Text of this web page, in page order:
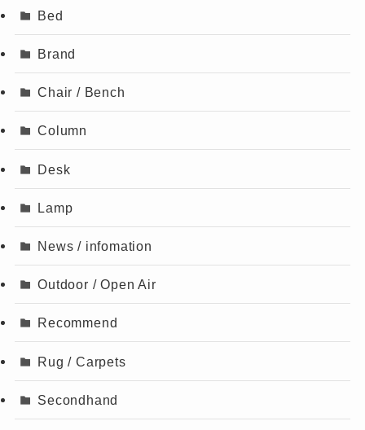
Bed
Brand
Chair / Bench
Column
Desk
Lamp
News / infomation
Outdoor / Open Air
Recommend
Rug / Carpets
Secondhand